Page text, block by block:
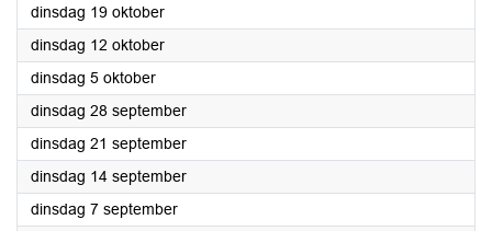
dinsdag 19 oktober2021
dinsdag 12 oktober2021
dinsdag 5 oktober2021
dinsdag 28 september2021
dinsdag 21 september2021
dinsdag 14 september2021
dinsdag 7 september2021